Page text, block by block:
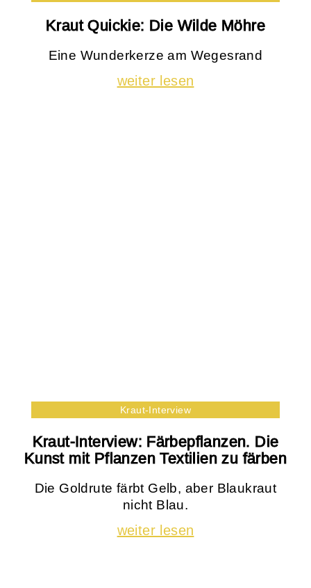
Kraut Quickie: Die Wilde Möhre
Eine Wunderkerze am Wegesrand
weiter lesen
Kraut-Interview
Kraut-Interview: Färbepflanzen. Die
Kunst mit Pflanzen Textilien zu färben
Die Goldrute färbt Gelb, aber Blaukraut
nicht Blau.
weiter lesen